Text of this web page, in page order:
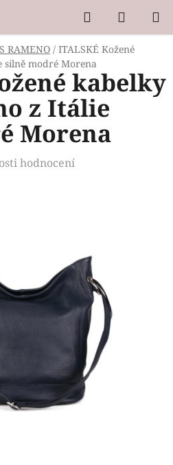
Hledat
KOŠÍK
RAMENO / ITALSKÉ Kožené
silně modré Morena
kabelky
z Itálie
Morena
hodnocení